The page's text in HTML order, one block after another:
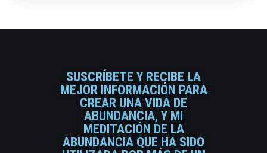
SUSCRÍBETE Y RECIBE LA
MEJOR INFORMACIÓN PARA
CREAR UNA VIDA DE
ABUNDANCIA, Y MI
MEDITACIÓN DE LA
ABUNDANCIA QUE HA SIDO